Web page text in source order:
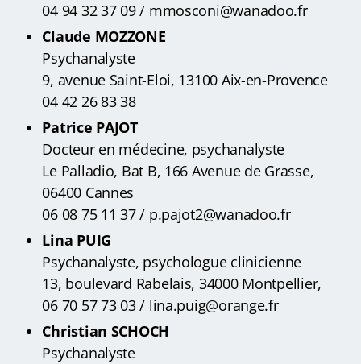
04 94 32 37 09 / mmosconi@wanadoo.fr
Claude MOZZONE
Psychanalyste
9, avenue Saint-Eloi, 13100 Aix-en-Provence
04 42 26 83 38
Patrice PAJOT
Docteur en médecine, psychanalyste
Le Palladio, Bat B, 166 Avenue de Grasse,
06400 Cannes
06 08 75 11 37 / p.pajot2@wanadoo.fr
Lina PUIG
Psychanalyste, psychologue clinicienne
13, boulevard Rabelais, 34000 Montpellier,
06 70 57 73 03 / lina.puig@orange.fr
Christian SCHOCH
Psychanalyste